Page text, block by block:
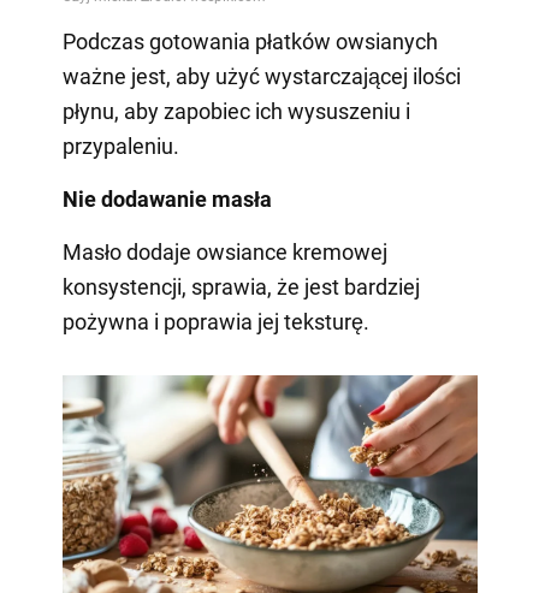
Podczas gotowania płatków owsianych
ważne jest, aby użyć wystarczającej ilości
płynu, aby zapobiec ich wysuszeniu i
przypaleniu.
Nie dodawanie masła
Masło dodaje owsiance kremowej
konsystencji, sprawia, że jest bardziej
pożywna i poprawia jej teksturę.